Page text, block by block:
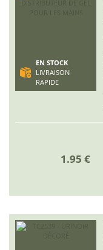
EN STOCK
LIVRAISON
RAPIDE
1.95 €